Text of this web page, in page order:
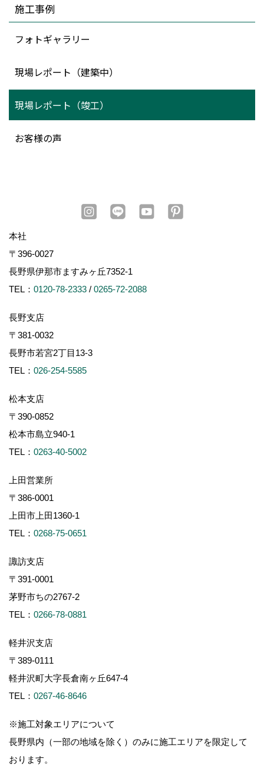
施工事例
フォトギャラリー
現場レポート（建築中）
現場レポート（竣工）
お客様の声
本社
〒396-0027
長野県伊那市ますみヶ丘7352-1
TEL： 0120-78-2333 / 0265-72-2088
長野支店
〒381-0032
長野市若宮2丁目13-3
TEL： 026-254-5585
松本支店
〒390-0852
松本市島立940-1
TEL： 0263-40-5002
上田営業所
〒386-0001
上田市上田1360-1
TEL： 0268-75-0651
諏訪支店
〒391-0001
茅野市ちの2767-2
TEL： 0266-78-0881
軽井沢支店
〒389-0111
軽井沢町大字長倉南ヶ丘647-4
TEL： 0267-46-8646
※施工対象エリアについて
長野県内（一部の地域を除く）のみに施工エリアを限定して
おります。